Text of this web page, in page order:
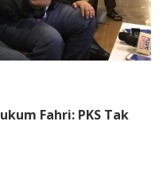
Fahri: PKS Tak